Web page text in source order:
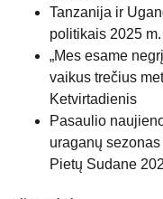
Tanzanija ir
politikais 2025
„Mes esame
vaikus trečius
Ketvirtadienis
Pasaulio
uraganų
Pietų Sudane